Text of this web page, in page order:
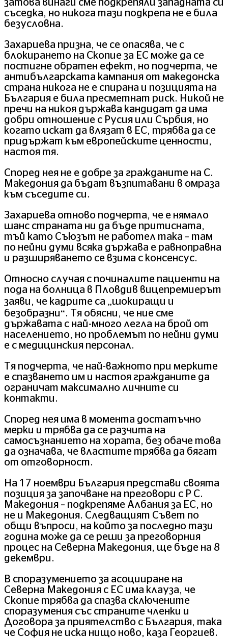
затова винаги сме подкрепяли западната си
съседка, но никога тази подкрепа не е била
безусловна.
Захариева призна, че се опасява, че с
блокирането на Скопие за ЕС може да се
постигне обратен ефект, но подчерта, че
антибългарската кампания от македонска
страна никога не е спирана и позицията на
България е била пресметнат риск. Никой не
пречи на никоя държава кандидат да има
добри отношение с Русия или Сърбия, но
когато искат да влязат в ЕС, трябва да се
придържат към европейските ценности,
настоя тя.
Според нея не е добре за гражданите на С.
Македония да бъдат възпитавани в омраза
към съседите си.
Захариева отново подчерта, че е нямало
шанс страната ни да бъде притисната,
тъй като Съюзът не работел така – там
по нейни думи всяка държава е равноправна
и разширяването се взима с консенсус.
Относно случая с починалите пациенти на
пода на болница в Пловдив вицепремиерът
заяви, че кадрите са „шокиращи и
безобразни“. Тя обясни, че ние сме
държавата с най-много легла на брой от
населението, но проблемът по нейни думи
е с медицинския персонал.
Тя подчерта, че най-важното при мерките
е спазването им и настоя гражданите да
ограничат максимално личните си
контакти.
Според нея има в момента достатъчно
мерки и трябва да се разчита на
самосъзнанието на хората, без обаче това
да означава, че властите трябва да бягат
от отговорност.
На 17 ноември България представи своята
позиция за започване на преговори с Р С.
Македония – подкрепяме Албания за ЕС, но
не и Македония. Следващият Съвет по
общи въпроси, на който за последно тази
година може да се реши за преговорния
процес на Северна Македония, ще бъде на 8
декември.
В споразумението за асоцииране на
Северна Македония с ЕС има клауза, че
Скопие трябва да спазва сключените
споразумения със страните членки и
Договора за приятелство с България, така
че София не иска нищо ново, каза Георгиев.